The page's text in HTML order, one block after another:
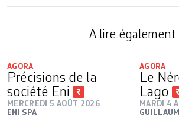
A lire également
AGORA
Précisions de la
société Eni
MERCREDI 5 AOÛT 2026
ENI SPA
AGORA
Le
Lago
MARDI 4